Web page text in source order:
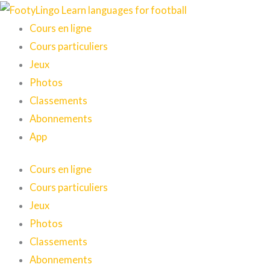
Aller
contenu
Cours en ligne
Cours particuliers
Jeux
Photos
Classements
Abonnements
App
Cours en ligne
Cours particuliers
Jeux
Photos
Classements
Abonnements